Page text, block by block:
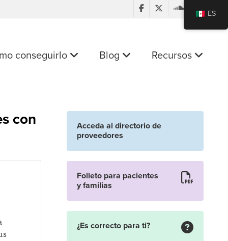
conseguirlo Blog Recursos
con
Acceda al directorio de
proveedores
Folleto para pacientes
y familias
¿Es correcto para ti?
ES